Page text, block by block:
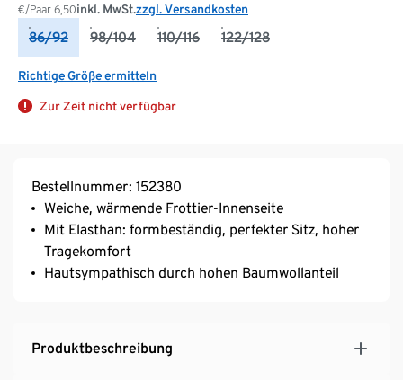
€/Paar 6,50inkl. MwSt.zzgl. Versandkosten
86/92 98/104 110/116 122/128
Richtige Größe ermitteln
Zur Zeit nicht verfügbar
Bestellnummer: 152380
Weiche, wärmende Frottier-Innenseite
Mit Elasthan: formbeständig, perfekter Sitz, hoher
Tragekomfort
Hautsympathisch durch hohen Baumwollanteil
Produktbeschreibung